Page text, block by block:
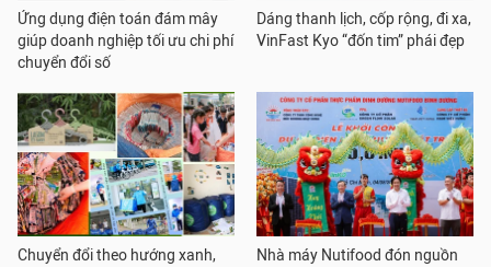
Ứng dụng điện toán đám mây
giúp doanh nghiệp tối ưu chi phí
chuyển đổi số
Dáng thanh lịch, cốp rộng, đi xa,
VinFast Kyo “đốn tim” phái đẹp
Chuyển đổi theo hướng xanh,
Nhà máy Nutifood đón nguồn